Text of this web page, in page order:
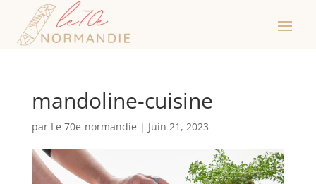
mandoline-cuisine
par Le 70e-normandie | Juin 21, 2023